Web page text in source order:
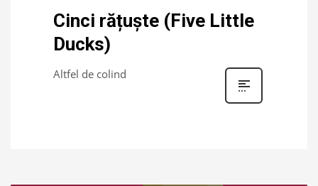
Cinci rățuște (Five Little
Ducks)
Altfel de colind